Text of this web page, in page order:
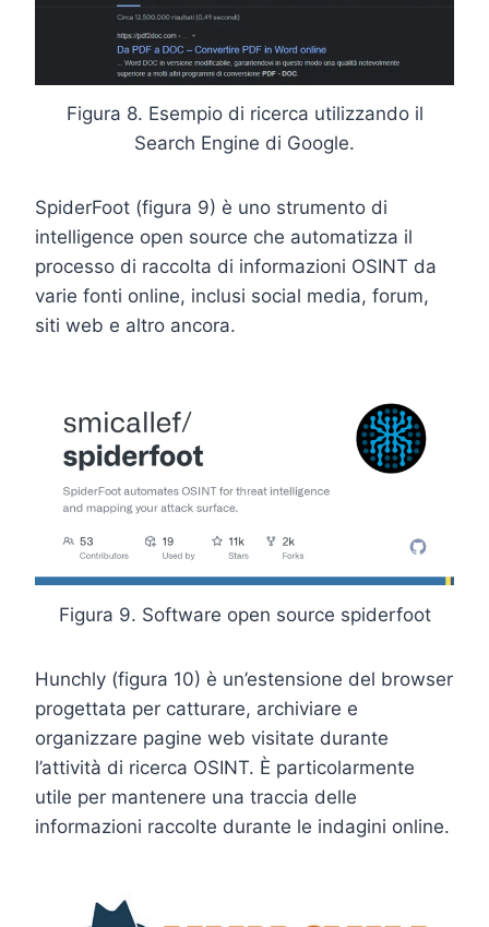
Figura 8. Esempio di ricerca utilizzando il
Search Engine di Google.
SpiderFoot (figura 9) è uno strumento di
intelligence open source che automatizza il
processo di raccolta di informazioni OSINT da
varie fonti online, inclusi social media, forum,
siti web e altro ancora.
Figura 9. Software open source spiderfoot
Hunchly (figura 10) è un’estensione del browser
progettata per catturare, archiviare e
organizzare pagine web visitate durante
l’attività di ricerca OSINT. È particolarmente
utile per mantenere una traccia delle
informazioni raccolte durante le indagini online.